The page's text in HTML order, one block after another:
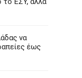
να
έως